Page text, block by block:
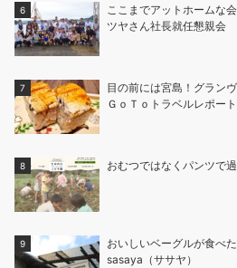
ここまでアットホームな
ツヤさん社長就任懇親会
目の前には宮島！グラン
ＧｏＴｏトラベルレポー
おむつではなくパンツで
おいしいベーグルが食べ
sasaya（ササヤ）